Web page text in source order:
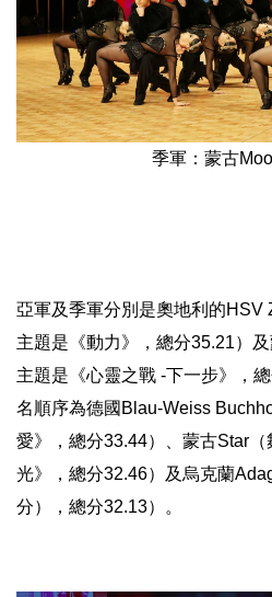
季軍：蒙古
亞軍及季軍分別是奧地利的HSV
主題是《動力》，總分35.21）
主題是《心靈之戰 -下一步》，
名順序為德國Blau-Weiss
愛》，總分33.44）、 蒙古Star（
光》，總分32.46）
及烏克蘭
分），總分32.13）。